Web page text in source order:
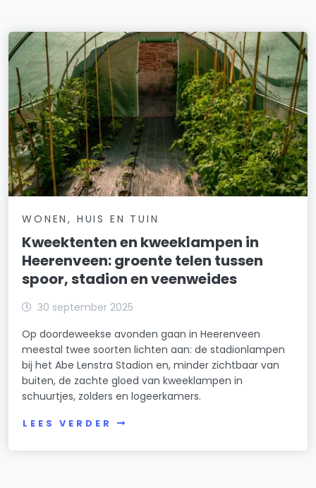
WONEN, HUIS EN TUIN
Kweektenten en kweeklampen in
Heerenveen: groente telen tussen
spoor, stadion en veenweides
30 september 2025
Op doordeweekse avonden gaan in Heerenveen
meestal twee soorten lichten aan: de stadionlampen
bij het Abe Lenstra Stadion en, minder zichtbaar van
buiten, de zachte gloed van kweeklampen in
schuurtjes, zolders en logeerkamers.
LEES VERDER